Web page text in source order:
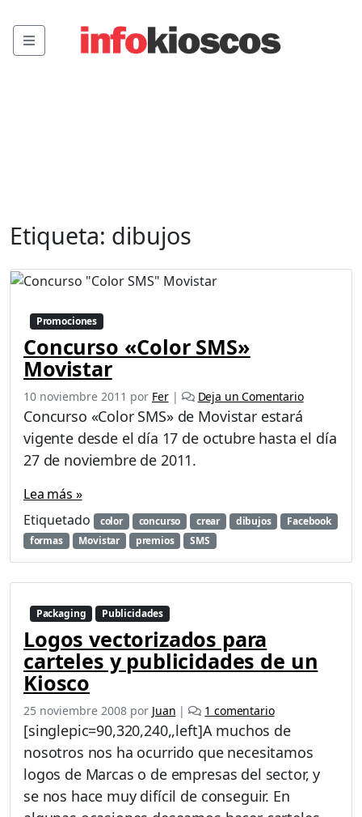
Menu
Etiqueta: dibujos
Promociones
Concurso «Color SMS»
Movistar
10 noviembre 2011 por Fer | Deja un Comentario
Concurso «Color SMS» de Movistar estará
vigente desde el día 17 de octubre hasta el día
27 de noviembre de 2011.
Lea más »
Etiquetado
color concurso crear dibujos
Facebook
formas
Movistar premios SMS
Packaging Publicidades
Logos vectorizados para
carteles y publicidades de un
Kiosco
25 noviembre 2008 por Juan | 1 comentarioe
n
o
g
o
[singlepic=90,320,240,,left]A muchos de
nosotros nos ha ocurrido que necesitamos
logos de Marcas o de empresas del sector, y
se nos hace muy difícil de conseguir. En